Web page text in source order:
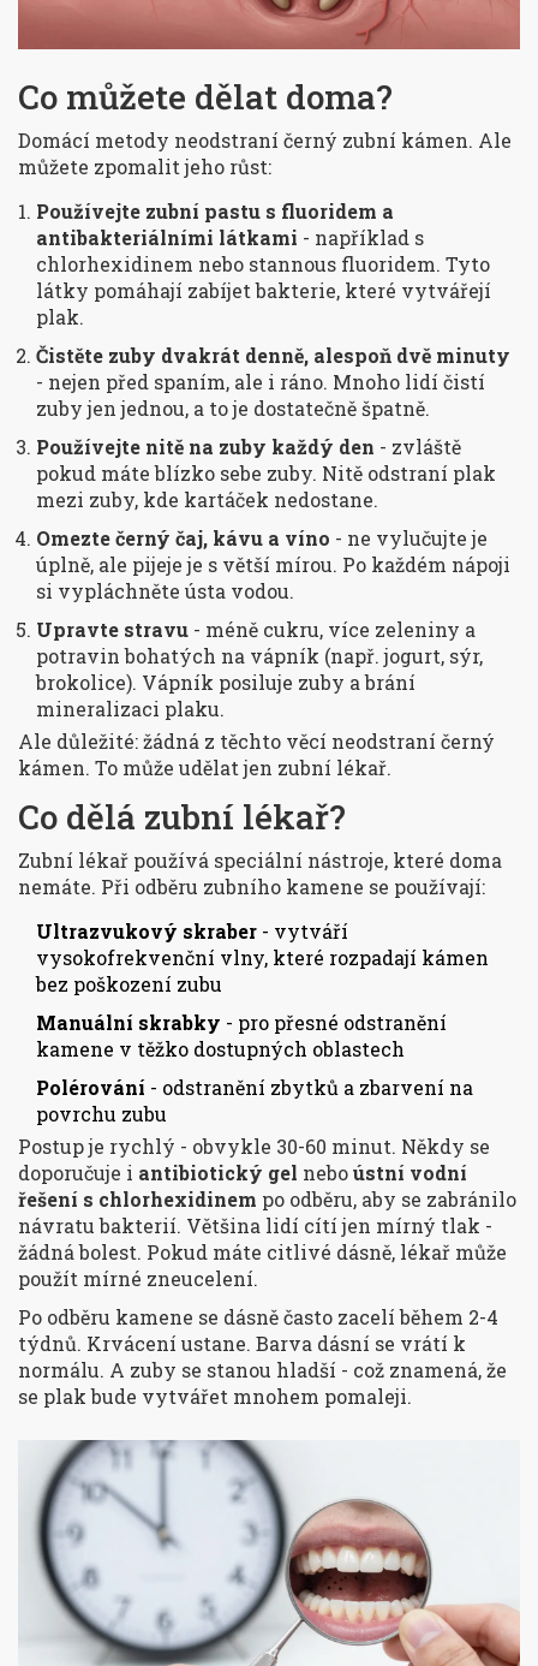
Co můžete dělat doma?
Domácí metody neodstraní černý zubní kámen. Ale
můžete zpomalit jeho růst:
Používejte zubní pastu s fluoridem a
antibakteriálními látkami - například s
chlorhexidinem nebo stannous fluoridem. Tyto
látky pomáhají zabíjet bakterie, které vytvářejí
plak.
Čistěte zuby dvakrát denně, alespoň dvě minuty
- nejen před spaním, ale i ráno. Mnoho lidí čistí
zuby jen jednou, a to je dostatečně špatně.
Používejte nitě na zuby každý den - zvláště
pokud máte blízko sebe zuby. Nitě odstraní plak
mezi zuby, kde kartáček nedostane.
Omezte černý čaj, kávu a víno - ne vylučujte je
úplně, ale pijeje je s větší mírou. Po každém nápoji
si vypláchněte ústa vodou.
Upravte stravu - méně cukru, více zeleniny a
potravin bohatých na vápník (např. jogurt, sýr,
brokolice). Vápník posiluje zuby a brání
mineralizaci plaku.
Ale důležité: žádná z těchto věcí neodstraní černý
kámen. To může udělat jen zubní lékař.
Co dělá zubní lékař?
Zubní lékař používá speciální nástroje, které doma
nemáte. Při odběru zubního kamene se používají:
Ultrazvukový skraber - vytváří
vysokofrekvenční vlny, které rozpadají kámen
bez poškození zubu
Manuální skrabky - pro přesné odstranění
kamene v těžko dostupných oblastech
Polérování - odstranění zbytků a zbarvení na
povrchu zubu
Postup je rychlý - obvykle 30-60 minut. Někdy se
doporučuje i antibiotický gel neboústní vodní
řešení s chlorhexidinem po odběru, aby se zabránilo
návratu bakterií. Většina lidí cítí jen mírný tlak -
žádná bolest. Pokud máte citlivé dásně, lékař může
použít mírné zneucelení.
Po odběru kamene se dásně často zacelí během 2-4
týdnů. Krvácení ustane. Barva dásní se vrátí k
normálu. A zuby se stanou hladší - což znamená, že
se plak bude vytvářet mnohem pomaleji.